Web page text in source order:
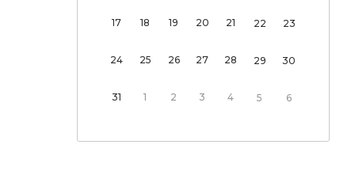
17 18 19 20 21 22 23
24 25 26 27 28 29 30
31 1 2 3 4 5 6